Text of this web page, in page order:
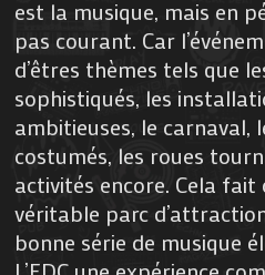
est la musique, mais en
pas courant. Car
d’êtres thèmes tels que
sophistiqués, les
ambitieuses, le carnaval,
costumés, les roues
activités encore. Cela
véritable parc
bonne série de musique